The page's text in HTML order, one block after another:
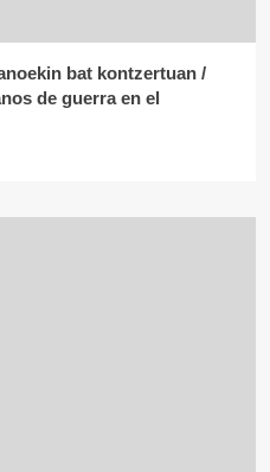
bat kontzertuan /
de guerra en el